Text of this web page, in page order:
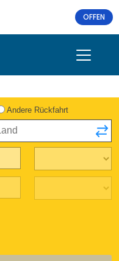
OFFEN
Andere Rückfahrt